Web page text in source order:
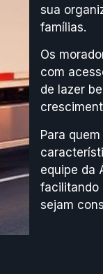
sua
famílias.
Os
com
de lazer
Para
equipe da
facilitando
sejam